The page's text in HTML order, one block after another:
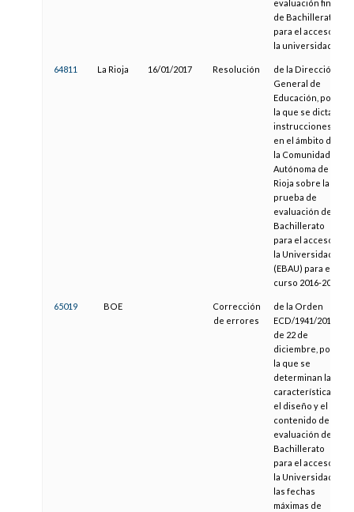
evaluación final
de Bachillerato
para el acceso a
la universidad
64811 La Rioja 16/01/2017 Resolución
de la Dirección
General de
Educación, por
la que se dictan
instrucciones
en el ámbito de
la Comunidad
Autónoma de La
Rioja sobre la
prueba de
evaluación de
Bachillerato
para el acceso a
la Universidad
(EBAU) para el
curso 2016-2017
65019 BOE
Corrección
de errores
de la Orden
ECD/1941/2016,
de 22 de
diciembre, por
la que se
determinan las
características,
el diseño y el
contenido de la
evaluación de
Bachillerato
para el acceso a
la Universidad,
las fechas
máximas de